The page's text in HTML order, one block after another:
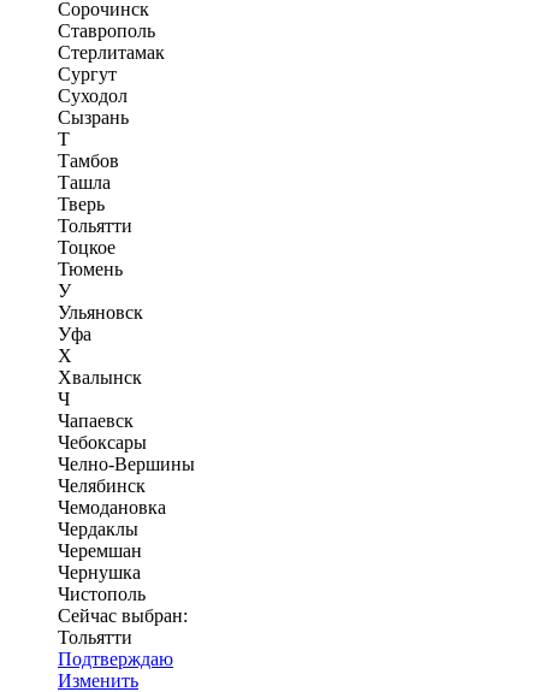
Сорочинск
Ставрополь
Стерлитамак
Сургут
Суходол
Сызрань
Т
Тамбов
Ташла
Тверь
Тольятти
Тоцкое
Тюмень
У
Ульяновск
Уфа
Х
Хвалынск
Ч
Чапаевск
Чебоксары
Челно-Вершины
Челябинск
Чемодановка
Чердаклы
Черемшан
Чернушка
Чистополь
Сейчас выбран:
Тольятти
Подтверждаю
Изменить